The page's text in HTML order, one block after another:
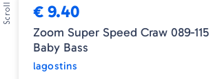
€ 9.40
Zoom Super Speed Craw 089-115
Baby Bass
lagostins
Scroll